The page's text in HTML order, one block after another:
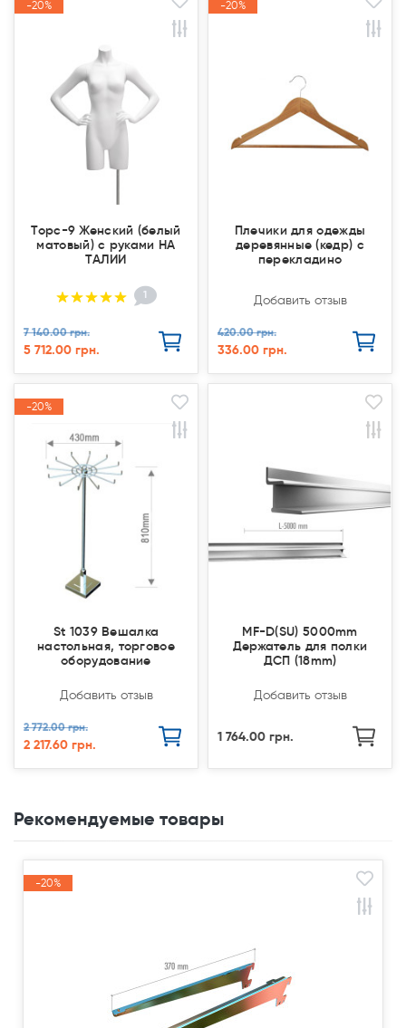
-20%
-20%
Торс-9 Женский (белый
матовый) с руками НА
ТАЛИИ
1
7 140.00 грн.
5 712.00 грн.
-20%
-20%
Плечики для одежды
деревянные (кедр) с
перекладино
Добавить отзыв
420.00 грн.
336.00 грн.
-20%
-20%
St 1039 Вешалка
настольная, торговое
оборудование
Добавить отзыв
2 772.00 грн.
2 217.60 грн.
MF-D(SU) 5000mm
Держатель для полки
ДСП (18mm)
Добавить отзыв
1 764.00 грн.
Рекомендуемые товары
-20%